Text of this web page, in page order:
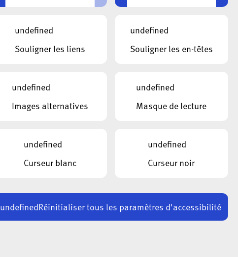
undefined
Souligner les liens
undefined
Souligner les en-têtes
undefined
Images alternatives
undefined
Masque de lecture
undefined
Curseur blanc
undefined
Curseur noir
undefinedRéinitialiser tous les paramètres d'accessibilité